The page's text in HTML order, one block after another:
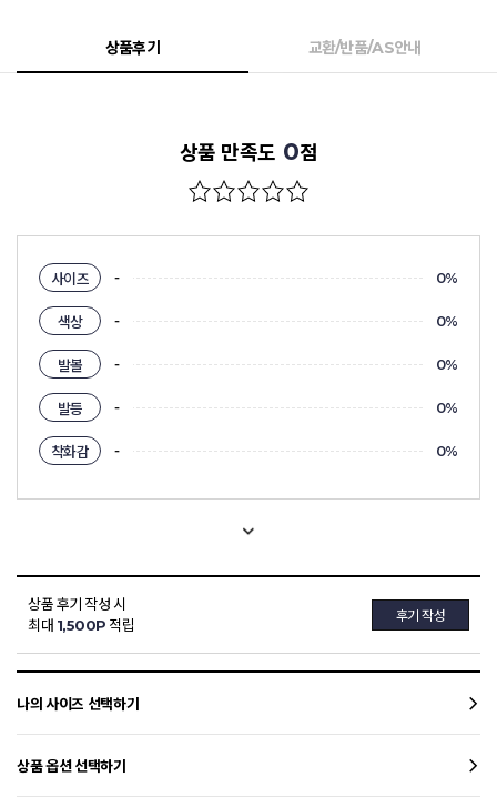
상품후기 교환/반품/AS안내
상품 만족도 0점
사이즈 - 0%
색상 - 0%
발볼 - 0%
발등 - 0%
착화감 - 0%
상품 후기 작성 시
최대 1,500P 적립
후기 작성
나의 사이즈 선택하기
상품 옵션 선택하기